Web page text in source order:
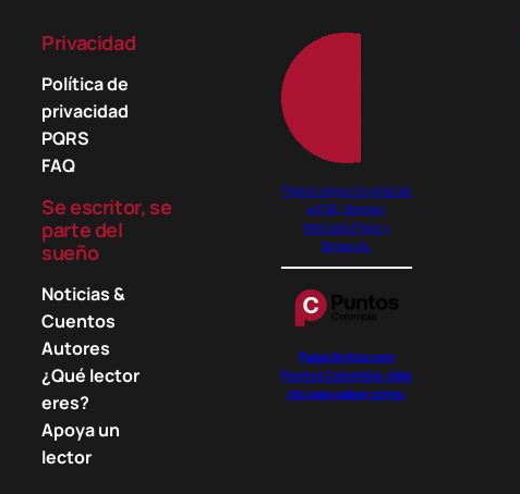
Privacidad
Política de
privacidad
PQRS
FAQ
Se escritor, se
parte del
sueño
Noticias &
Cuentos
Autores
¿Qué lector
eres?
Apoya un
lector
Pagos seguros gracias
a PSE, Wompi,
MercadoPago y
Binance.
Paga libritos con
Puntos Colombia, dale
clic para saber cómo.